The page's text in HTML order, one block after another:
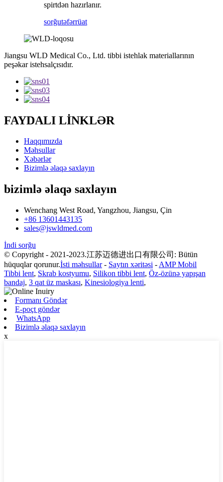
spirtdən hazırlanır.
sorğutəfərrüat
Jiangsu WLD Medical Co., Ltd. tibbi istehlak materiallarının
peşəkar istehsalçısıdır.
FAYDALI LİNKLƏR
Haqqımızda
Məhsullar
Xəbərlər
Bizimlə əlaqə saxlayın
bizimlə əlaqə saxlayın
Wenchang West Road, Yangzhou, Jiangsu, Çin
+86 13601443135
sales@jswldmed.com
İndi sorğu
© Copyright - 2021-2023.江苏迈德进出口有限公司: Bütün
hüquqlar qorunur.İsti məhsullar- Saytın xəritəsi - AMP Mobil
Tibbi lent, Skrab kostyumu, Silikon tibbi lent, Öz-özünə yapışan
bandaj, 3 qat üz maskası, Kinesiologiya lenti,
Formanı Göndər
E-poçt göndər
WhatsApp
Bizimlə əlaqə saxlayın
x